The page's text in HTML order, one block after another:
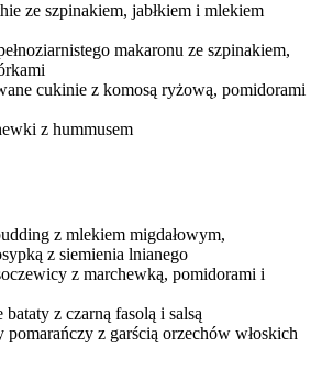
ze szpinakiem, jabłkiem i mlekiem
makaronu ze szpinakiem,
cukinie z komosą ryżową, pomidorami
z hummusem
z mlekiem migdałowym,
z siemienia lnianego
z marchewką, pomidorami i
bataty z czarną fasolą i salsą
pomarańczy z garścią orzechów włoskich